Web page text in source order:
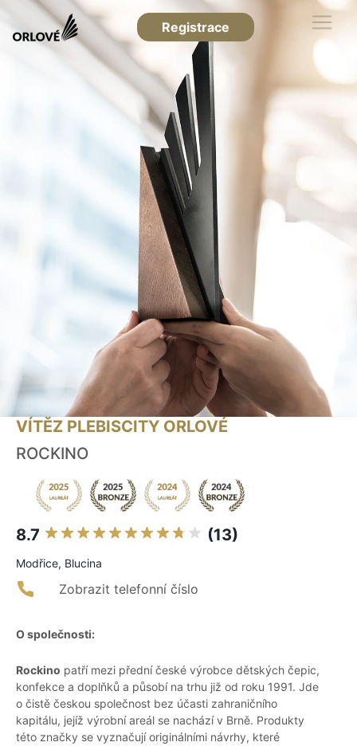
Registrace
VÍTĚZ PLEBISCITY ORLOVÉ
ROCKINO
8.7 (13)
Modřice, Blucina
Zobrazit telefonní číslo
O společnosti:
Rockino patří mezi přední české výrobce dětských čepic,
konfekce a doplňků a působí na trhu již od roku 1991. Jde
o čistě českou společnost bez účasti zahraničního
kapitálu, jejíž výrobní areál se nachází v Brně. Produkty
této značky se vyznačují originálními návrhy, které